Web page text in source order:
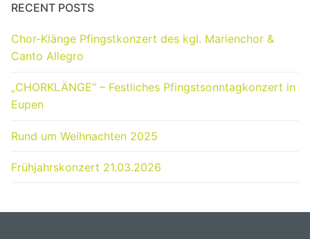
RECENT POSTS
Chor-Klänge Pfingstkonzert des kgl. Marienchor &
Canto Allegro
„CHORKLÄNGE“ – Festliches Pfingstsonntagkonzert in
Eupen
Rund um Weihnachten 2025
Frühjahrskonzert 21.03.2026